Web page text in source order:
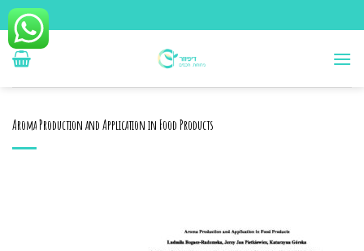
to
content
Aroma Production and Application in Food Products